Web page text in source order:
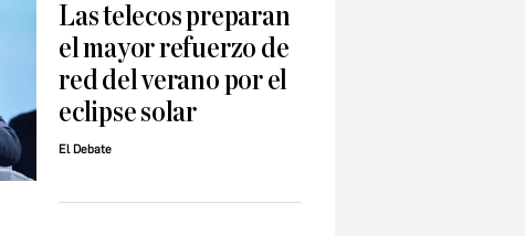
Las telecos preparan
el mayor refuerzo de
red del verano por el
eclipse solar
El Debate